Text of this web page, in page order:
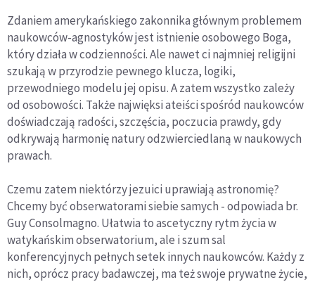
Zdaniem amerykańskiego zakonnika głównym problemem
naukowców-agnostyków jest istnienie osobowego Boga,
który działa w codzienności. Ale nawet ci najmniej religijni
szukają w przyrodzie pewnego klucza, logiki,
przewodniego modelu jej opisu. A zatem wszystko zależy
od osobowości. Także najwięksi ateiści spośród naukowców
doświadczają radości, szczęścia, poczucia prawdy, gdy
odkrywają harmonię natury odzwierciedlaną w naukowych
prawach.
Czemu zatem niektórzy jezuici uprawiają astronomię?
Chcemy być obserwatorami siebie samych - odpowiada br.
Guy Consolmagno. Ułatwia to ascetyczny rytm życia w
watykańskim obserwatorium, ale i szum sal
konferencyjnych pełnych setek innych naukowców. Każdy z
nich, oprócz pracy badawczej, ma też swoje prywatne życie,